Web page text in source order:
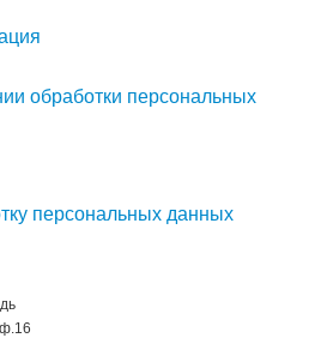
обработки персональных
персональных данных